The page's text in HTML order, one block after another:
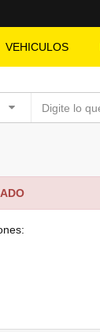
VEHICULOS